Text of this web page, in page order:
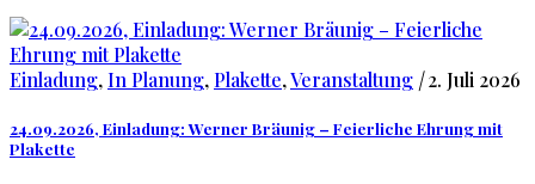
Einladung, In Planung, Plakette,Veranstaltung | 2. Juli 2026
24.09.2026, Einladung: Werner Bräunig – Feierliche Ehrung mit
Plakette